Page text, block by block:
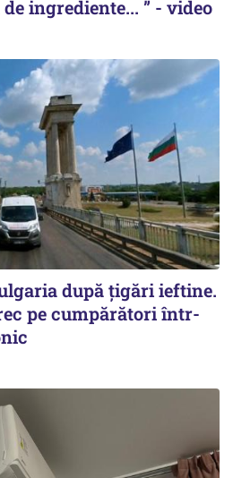
ingrediente... ” - video
după țigări ieftine.
pe cumpărători într-